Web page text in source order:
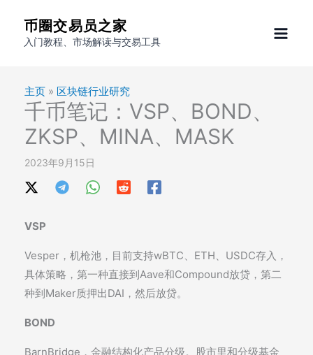
币圈交易员之家
入门教程、市场解读与交易工具
主页 » 区块链行业研究
千币笔记：VSP、BOND、
ZKSP、MINA、MASK
2023年9月15日
VSP
Vesper，机枪池，目前支持wBTC、ETH、USDC存入，
具体策略，第一种直接到Aave和Compound放贷，第二
种到Maker质押出DAI，然后放贷。
BOND
BarnBridge，金融结构化产品分级。股市里和分级基金